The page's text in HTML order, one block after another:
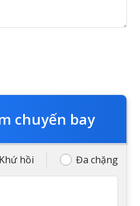
chuyến bay
Khứ hồi Đa chặng